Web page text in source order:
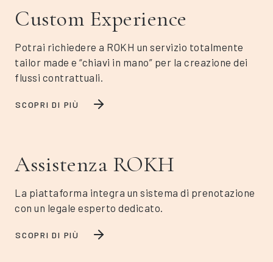
Custom Experience
Potrai richiedere a ROKH un servizio totalmente
tailor made e “chiavi in mano” per la creazione dei
flussi contrattuali.
SCOPRI DI PIÙ
Assistenza ROKH
La piattaforma integra un sistema di prenotazione
con un legale esperto dedicato.
SCOPRI DI PIÙ